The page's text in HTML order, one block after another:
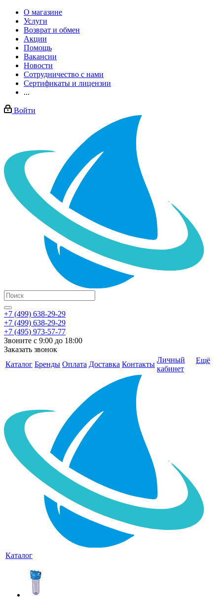
О магазине
Услуги
Возврат и обмен
Акции
Помощь
Вакансии
Новости
Сотрудничество с нами
Сертификаты и лицензии
...
Войти
+7 (499) 638-29-29
+7 (499) 638-29-29
+7 (495) 973-57-77
Звоните с 9:00 до 18:00
Заказать звонок
Каталог Бренды Оплата Доставка Контакты
Личный
кабинет
Ещё
Каталог